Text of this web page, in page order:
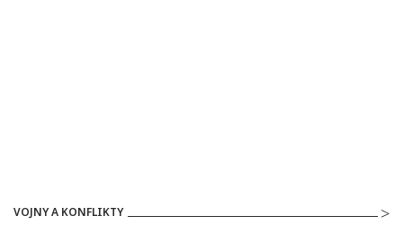
VOJNY A KONFLIKTY